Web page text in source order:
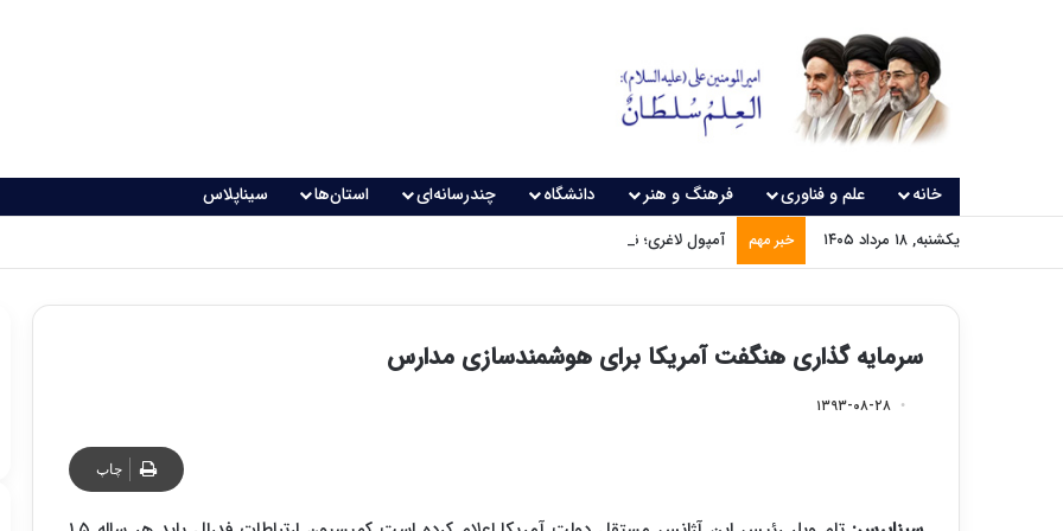
خانه علم و فناوری فرهنگ و هنر دانشگاه چندرسانه‌ای استان‌ها سیناپلاس
یکشنبه, ۱۸ مرداد ۱۴۰۵ خبر مهم آمپول لاغری؛ نسخه‌ای که بدون تغذیه خطرناک می‌شود
سرمایه گذاری هنگفت آمریکا برای هوشمندسازی مدارس
۱۳۹۳-۰۸-۲۸
چاپ